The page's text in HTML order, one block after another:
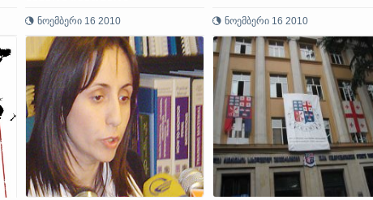
ნოემბერი 16 2010 ნოემბერი 16 2010